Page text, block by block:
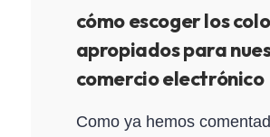
cómo escoger los
apropiados para
comercio electrónico
Como ya hemos